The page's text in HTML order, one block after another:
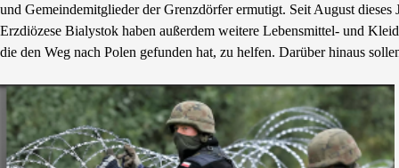
und Gemeindemitglieder der Grenzdörfer ermutigt. Seit August
Erzdiözese Bialystok haben außerdem weitere Lebensmittel- und
die den Weg nach Polen gefunden hat, zu helfen. Darüber hinaus